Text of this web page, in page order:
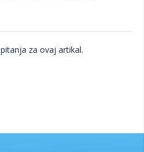
za ovaj artikal.